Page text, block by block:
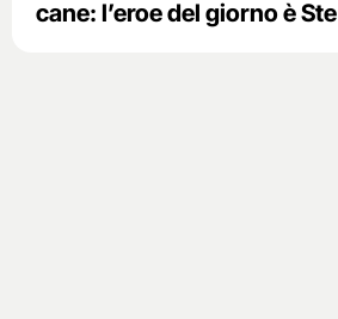
cane: l’eroe del giorno è Ste